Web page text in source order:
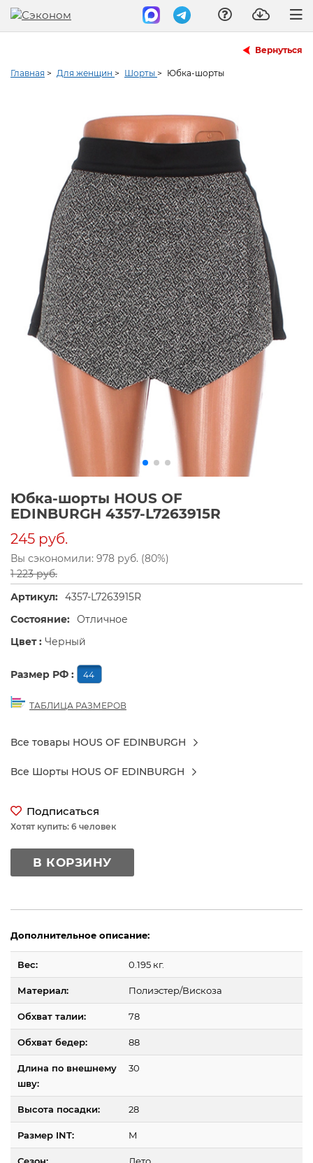
Вернуться
Главная > Для женщин > Шорты > Юбка-шорты
Юбка-шорты HOUS OF
EDINBURGH 4357-L7263915R
245 руб.
Вы сэкономили: 978 руб. (80%)
1 223 руб.
Артикул: 4357-L7263915R
Состояние: Отличное
Цвет : Черный
Размер РФ : 44
ТАБЛИЦА РАЗМЕРОВ
Все товары HOUS OF EDINBURGH
Все Шорты HOUS OF EDINBURGH
Подписаться
Хотят купить: 6 человек
В КОРЗИНУ
Дополнительное описание:
Вес: 0.195 кг.
Материал: Полиэстер/Вискоза
Обхват талии: 78
Обхват бедер: 88
Длина по внешнему
шву:
30
Высота посадки: 28
Размер INT: M